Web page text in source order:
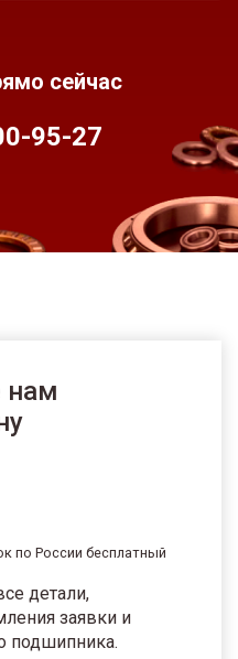
сейчас
95-27
нам
по России бесплатный
детали,
заявки и
подшипника.